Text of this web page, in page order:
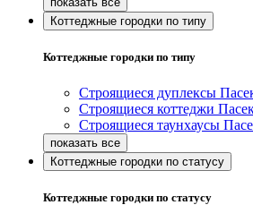
Коттеджные городки по типу
Коттеджные городки по типу
Строящиеся дуплексы
Строящиеся коттеджи
Строящиеся таунхаусы
Коттеджные городки по статусу
Коттеджные городки по статусу